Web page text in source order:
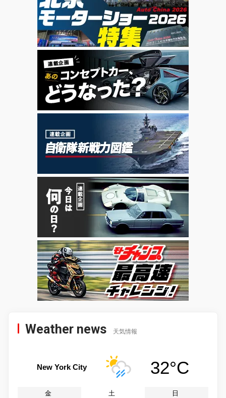
Weather news 天気情報
New York City 32°C
金 土 日